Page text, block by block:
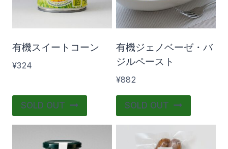
コンフィチュール・はちみつ(2)
(5)
パスタソース
(10)
お米・パン
有機スイートコーン
¥324
SOLD OUT
有機ジェノベーゼ・バ
ジルペースト
¥882
SOLD OUT